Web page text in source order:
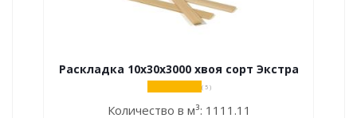
Раскладка 10х30х3000 хвоя сорт Экстра
( 5 )
Количество в м³: 1111.11